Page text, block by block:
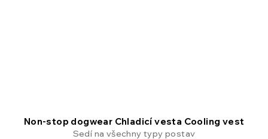
Non-stop dogwear Chladicí vesta Cooling vest
Sedí na všechny typy postav